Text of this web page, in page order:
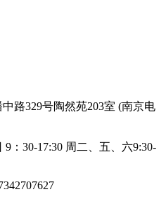
路329号陶然苑203室 (南京电
：30-17:30 周二、五、六9:30-